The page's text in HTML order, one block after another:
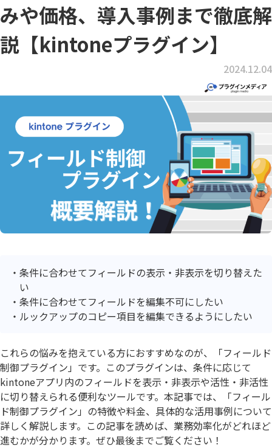
みや価格、導入事例まで徹底解
説【kintoneプラグイン】
2024.12.04
条件に合わせてフィールドの表示・非表示を切り替えた
い
条件に合わせてフィールドを編集不可にしたい
ルックアップのコピー項目を編集できるようにしたい
これらの悩みを抱えている方におすすめなのが、「フィールド
制御プラグイン」です。このプラグインは、条件に応じて
kintoneアプリ内のフィールドを表示・非表示や活性・非活性
に切り替えられる便利なツールです。本記事では、「フィール
ド制御プラグイン」の特徴や料金、具体的な活用事例について
詳しく解説します。この記事を読めば、業務効率化がどれほど
進むかが分かります。ぜひ最後までご覧ください！